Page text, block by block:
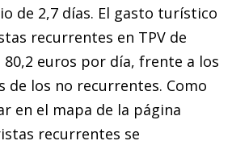
de 2,7 días. El gasto turístico
recurrentes en TPV de
80,2 euros por día, frente a los
de los no recurrentes. Como
en el mapa de la página
recurrentes se